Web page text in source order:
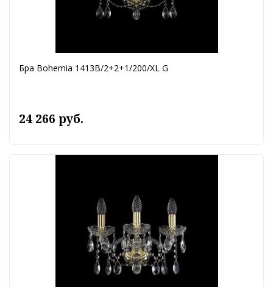
Бра Bohemia 1413B/2+2+1/200/XL G
24 266 руб.